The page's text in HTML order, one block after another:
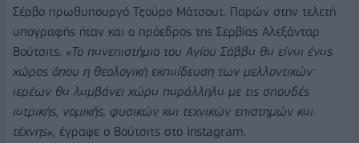
Σέρβο πρωθυπουργό Τζούρο Μάτσουτ. Παρών στην τελετή
υπογραφής ήταν και ο πρόεδρος της Σερβίας Αλεξάνταρ
Βούτσιτς. «Το πανεπιστήμιο του Αγίου Σάββα θα είναι ένας
χώρος όπου η θεολογική εκπαίδευση των μελλοντικών
ιερέων θα λαμβάνει χώρα παράλληλα με τις σπουδές
ιατρικής, νομικής, φυσικών και τεχνικών επιστημών και
τέχνης», έγραψε ο Βούτσιτς στο Instagram.